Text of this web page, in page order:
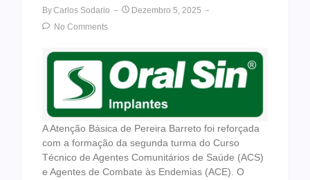
ByCarlos Sodario
Dezembro 5, 2025
No Comments
A Atenção Básica de Pereira Barreto foi reforçada
com a formação da segunda turma do Curso
Técnico de Agentes Comunitários de Saúde (ACS)
e Agentes de Combate às Endemias (ACE). O